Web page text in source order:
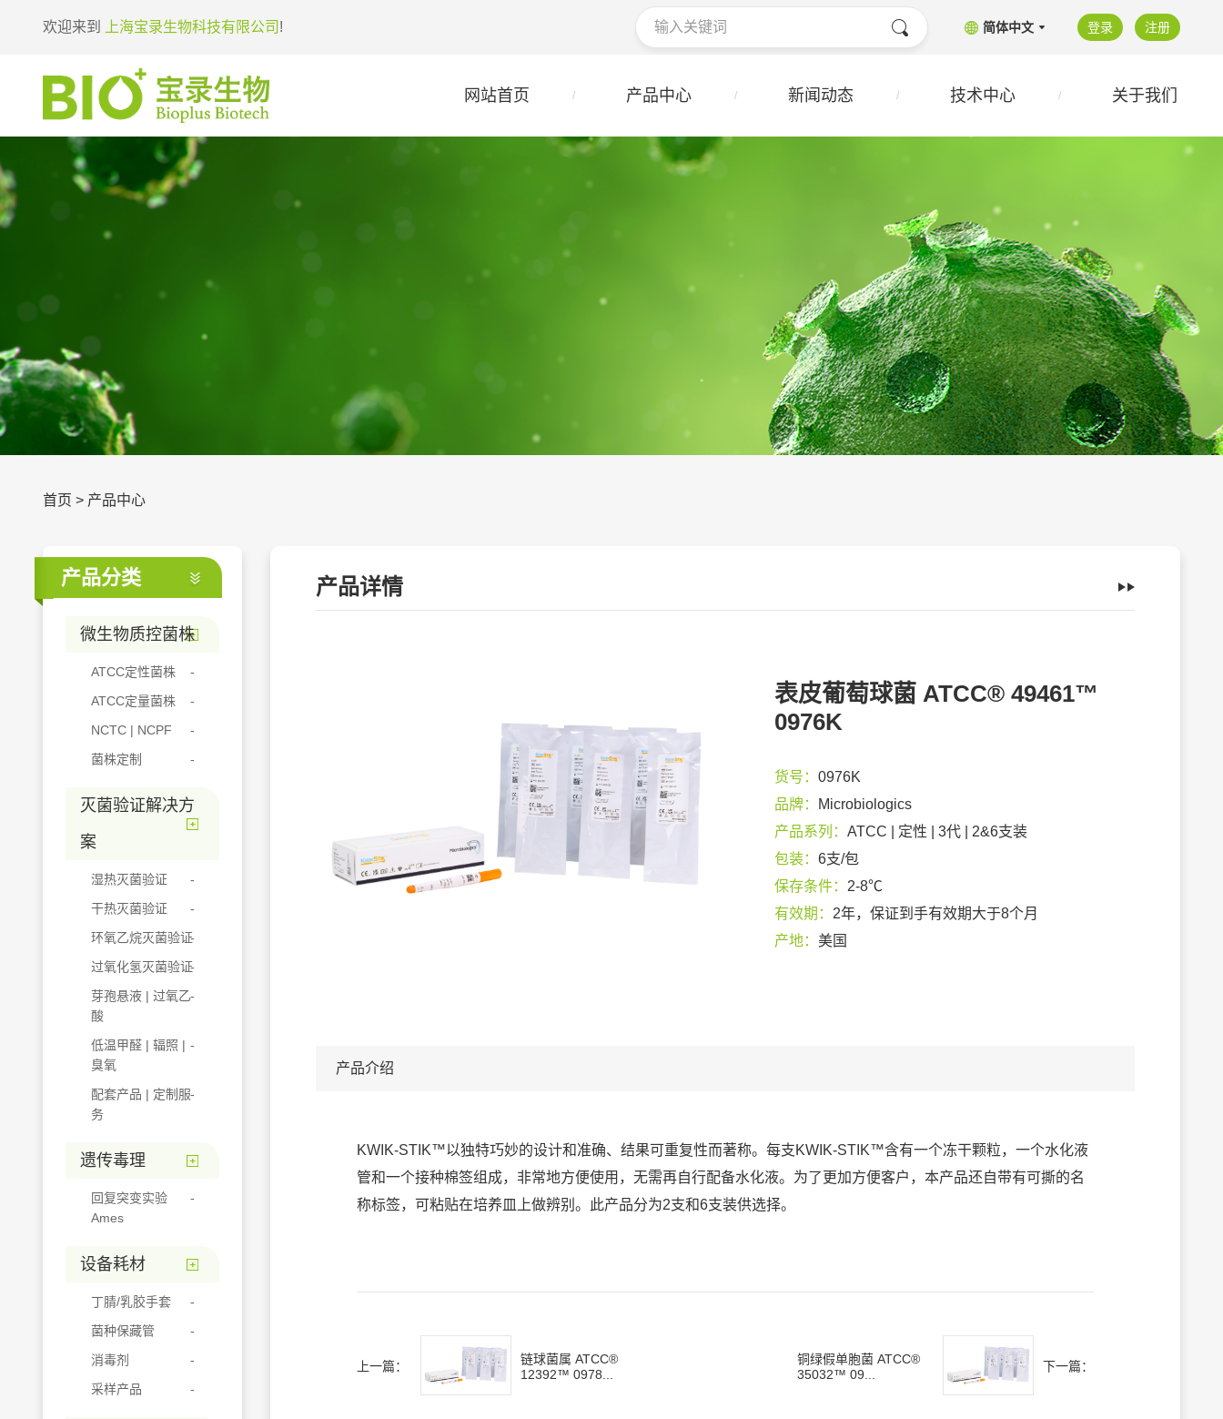
欢迎来到 上海宝录生物科技有限公司 ! 简体中文 登录 注册
网站首页 产品中心 新闻动态 技术中心 关于我们
首页 > 产品中心
产品分类
微生物质控菌株
ATCC定性菌株
ATCC定量菌株
NCTC | NCPF
菌株定制
灭菌验证解决方
案
湿热灭菌验证
干热灭菌验证
环氧乙烷灭菌验证
过氧化氢灭菌验证
芽孢悬液 | 过氧乙
酸
低温甲醛 | 辐照 |
臭氧
配套产品 | 定制服
务
遗传毒理
回复突变实验
Ames
设备耗材
丁腈/乳胶手套
菌种保藏管
消毒剂
采样产品
产品详情
表皮葡萄球菌 ATCC® 49461™
0976K
货号： 0976K
品牌：
Microbiologics
产品系列： ATCC | 定性 | 3代 | 2&6支装
包装： 6支/包
保存条件： 2-8℃
有效期： 2年，保证到手有效期大于8个月
产地： 美国
产品介绍
KWIK-STIK™以独特巧妙的设计和准确、结果可重复性而著称。每支KWIK-STIK™含有一个冻干颗粒，一个水化液
管和一个接种棉签组成，非常地方便使用，无需再自行配备水化液。为了更加方便客户，本产品还自带有可撕的名
称标签，可粘贴在培养皿上做辨别。此产品分为2支和6支装供选择。
上一篇：
链球菌属 ATCC®
12392™ 0978...
铜绿假单胞菌 ATCC®
35032™ 09...
下一篇：